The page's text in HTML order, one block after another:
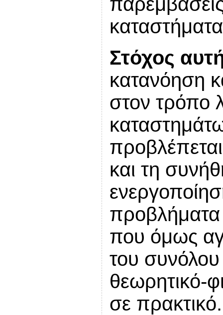
Στόχος
κατανόηση
στον τρόπο
και τη
προβλήματα
που όμως
του συνόλου
θεωρητικό-
σε πρακτικό.